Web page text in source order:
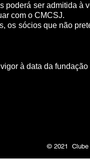
poderá ser
com o CMCSJ.
os sócios que
à data da
© 2021 Clube